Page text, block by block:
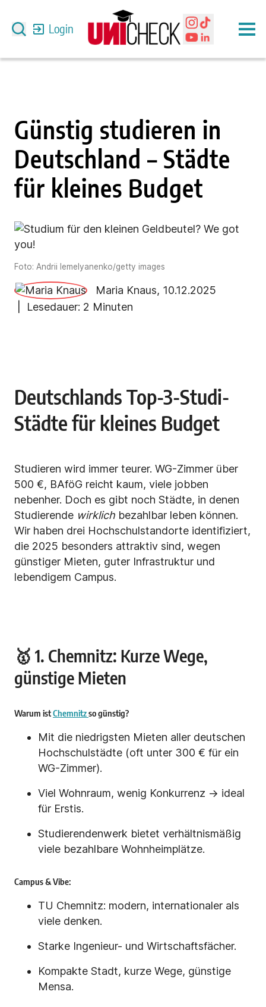
Login
Günstig studieren in
Deutschland – Städte
für kleines Budget
Foto: Andrii Iemelyanenko/getty images
Maria Knaus, 10.12.2025
| Lesedauer: 2 Minuten
Deutschlands Top-3-Studi-
Städte für kleines Budget
Studieren wird immer teurer. WG-Zimmer über
500 €, BAföG reicht kaum, viele jobben
nebenher. Doch es gibt noch Städte, in denen
Studierende wirklich bezahlbar leben können.
Wir haben drei Hochschulstandorte identifiziert,
die 2025 besonders attraktiv sind, wegen
günstiger Mieten, guter Infrastruktur und
lebendigem Campus.
🥇 1. Chemnitz: Kurze Wege,
günstige Mieten
Warum istChemnitzso günstig?
Mit die niedrigsten Mieten aller deutschen
Hochschulstädte (oft unter 300 € für ein
WG-Zimmer).
Viel Wohnraum, wenig Konkurrenz → ideal
für Erstis.
Studierendenwerk bietet verhältnismäßig
viele bezahlbare Wohnheimplätze.
Campus & Vibe:
TU Chemnitz: modern, internationaler als
viele denken.
Starke Ingenieur- und Wirtschaftsfächer.
Kompakte Stadt, kurze Wege, günstige
Mensa.